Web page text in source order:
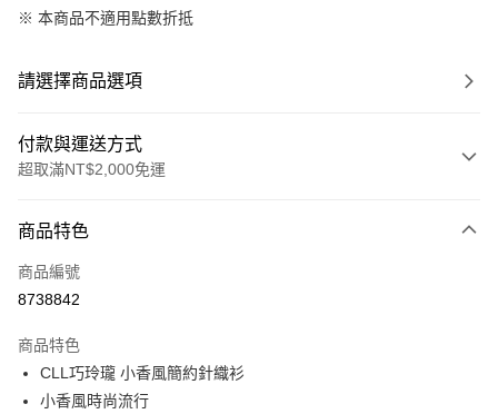
※ 本商品不適用點數折抵
請選擇商品選項
付款與運送方式
超取滿NT$2,000免運
信用卡一次付款
信用卡分期付款
合作金庫商業銀行
華南商業銀行
上海商業儲蓄銀行
超商取貨付款
LINE Pay
商品特色
商品編號
8738842
商品特色
CLL巧玲瓏 小香風簡約針織衫
小香風時尚流行